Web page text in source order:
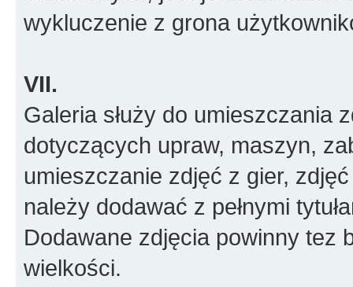
wykluczenie z grona
VII.
Galeria służy do umieszczania
dotyczących upraw, maszyn,
umieszczanie zdjęć z gier,
należy dodawać z pełnymi
Dodawane zdjęcia powinny tez
wielkości.